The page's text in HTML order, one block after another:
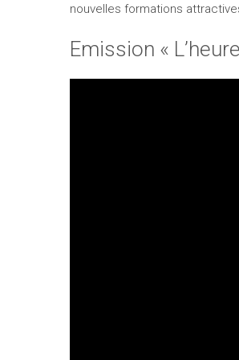
nouvelles formations
Emission «